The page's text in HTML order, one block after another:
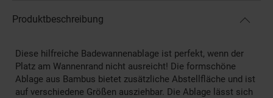
Produktbeschreibung
Diese hilfreiche Badewannenablage ist perfekt, wenn der
Platz am Wannenrand nicht ausreicht! Die formschöne
Ablage aus Bambus bietet zusätzliche Abstellfläche und ist
auf verschiedene Größen ausziehbar. Die Ablage lässt sich